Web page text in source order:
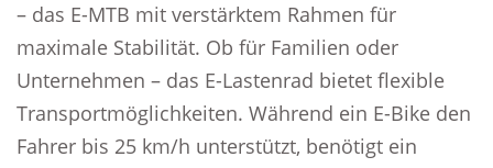
– das E-MTB mit verstärktem Rahmen für
maximale Stabilität. Ob für Familien oder
Unternehmen – das E-Lastenrad bietet flexible
Transportmöglichkeiten. Während ein E-Bike den
Fahrer bis 25 km/h unterstützt, benötigt ein